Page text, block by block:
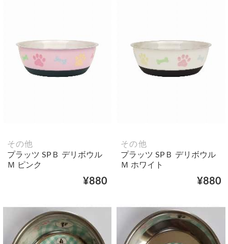
その他
プラッツ SPＢ デリボウル
Ｍ ピンク
¥880
その他
プラッツ SPＢ デリボウル
Ｍ ホワイト
¥880